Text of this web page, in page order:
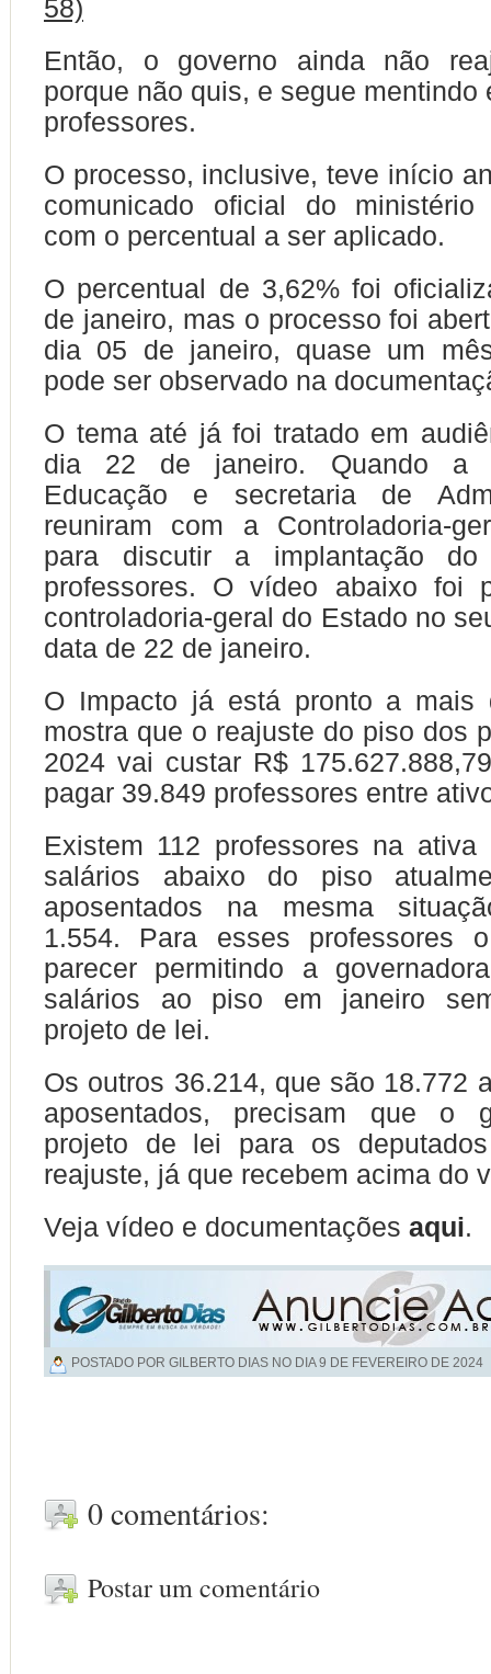
58)
Então, o governo ainda não
porque não quis, e segue mentindo
professores.
O processo, inclusive, teve início
comunicado oficial do ministério
com o percentual a ser aplicado.
O percentual de 3,62% foi
de janeiro, mas o processo foi
dia 05 de janeiro, quase um
pode ser observado na
O tema até já foi tratado em
dia 22 de janeiro. Quando a
Educação e secretaria de
reuniram com a Controladoria-
para discutir a implantação do
professores. O vídeo abaixo foi
controladoria-geral do Estado no
data de 22 de janeiro.
O Impacto já está pronto a
mostra que o reajuste do piso dos
2024 vai custar R$
pagar 39.849 professores entre
Existem 112 professores na
salários abaixo do piso
aposentados na mesma
1.554. Para esses professores
parecer permitindo a
salários ao piso em janeiro
projeto de lei.
Os outros 36.214, que são 18.772
aposentados, precisam que o
projeto de lei para os
reajuste, já que recebem acima do
Veja vídeo e documentações aqui.
POSTADO POR GILBERTO DIAS NO DIA9 DE FEVEREIRO DE 2024
0 comentários:
Postar um comentário